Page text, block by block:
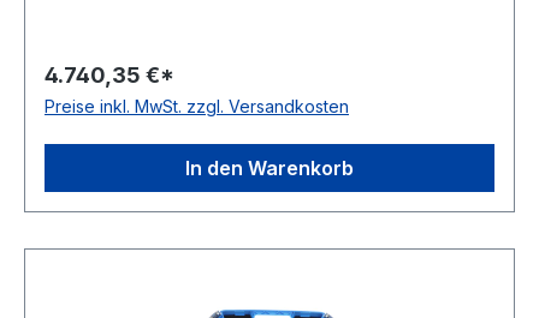
4.740,35 €*
Preise inkl. MwSt. zzgl. Versandkosten
In den Warenkorb